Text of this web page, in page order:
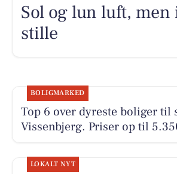
Sol og lun luft, men
stille
BOLIGMARKED
Top 6 over dyreste boliger til
Vissenbjerg. Priser op til
LOKALT NYT